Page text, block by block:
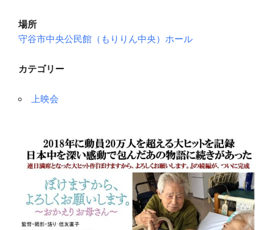
場所
守谷市中央公民館（もりりん中央）ホール
カテゴリー
上映会